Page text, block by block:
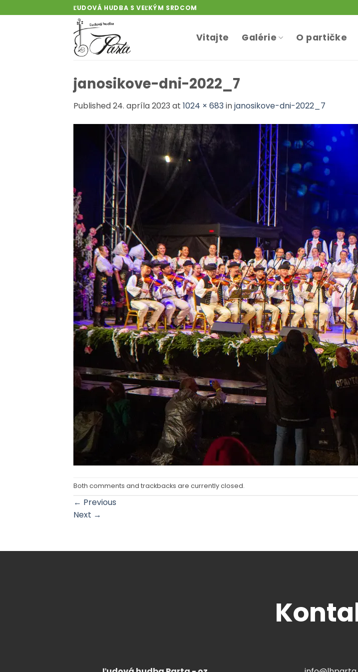
to
ĽUDOVÁ HUDBA S VEĽKÝM SRDCOM
Vitajte Galérie O partičke
janosikove-dni-2022_7
Published24. apríla 2023 at 1024 × 683injanosikove-dni-2022_7
Both comments and trackbacks are currently closed.
← Previous
Next →